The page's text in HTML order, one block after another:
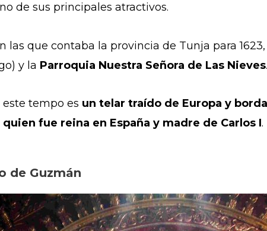
de sus principales atractivos.
las que contaba la provincia de Tunja para
y la Parroquia Nuestra Señora de Las Nieves.
este tempo es un telar traído de Europa y
quien fue reina en España y madre de Carlos I.
de Guzmán